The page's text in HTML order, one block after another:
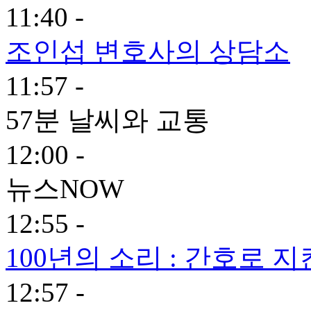
11:40 -
조인섭 변호사의 상담소
11:57 -
57분 날씨와 교통
12:00 -
뉴스NOW
12:55 -
100년의 소리 : 간호로 지
12:57 -